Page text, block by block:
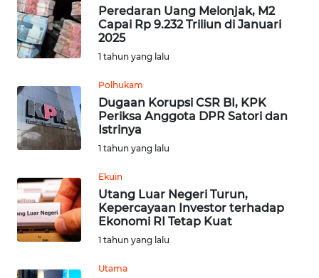
Peredaran Uang Melonjak, M2
Capai Rp 9.232 Triliun di Januari
2025
1 tahun yang lalu
Polhukam
Dugaan Korupsi CSR BI, KPK
Periksa Anggota DPR Satori dan
Istrinya
1 tahun yang lalu
Ekuin
Utang Luar Negeri Turun,
Kepercayaan Investor terhadap
Ekonomi RI Tetap Kuat
1 tahun yang lalu
Utama
KEPRI
WN
PAPUA
WN
PAPUA
BARAT
RIAU
WN
SERAMBI
WN